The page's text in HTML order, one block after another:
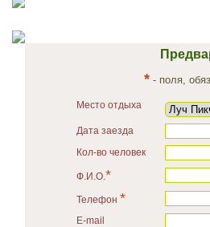
* - поля,
Место отдыха
Дата заезда
Кол-во человек
Ф.И.О.*
Телефон *
E-mail